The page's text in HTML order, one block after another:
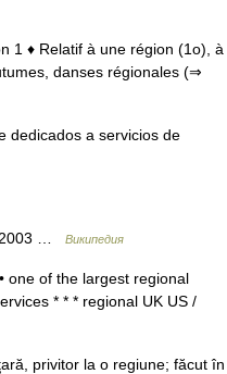
1 ♦ Relatif à une région (1o), à
danses régionales (⇒
dedicados a servicios de
2003 … Википедия
one of the largest regional
* * * regional UK US /
privitor la o regiune; făcut în